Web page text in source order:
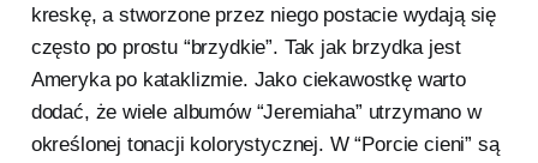
kreskę, a stworzone przez niego postacie wydają się
często po prostu “brzydkie”. Tak jak brzydka jest
Ameryka po kataklizmie. Jako ciekawostkę warto
dodać, że wiele albumów “Jeremiaha” utrzymano w
określonej tonacji kolorystycznej. W “Porcie cieni” są